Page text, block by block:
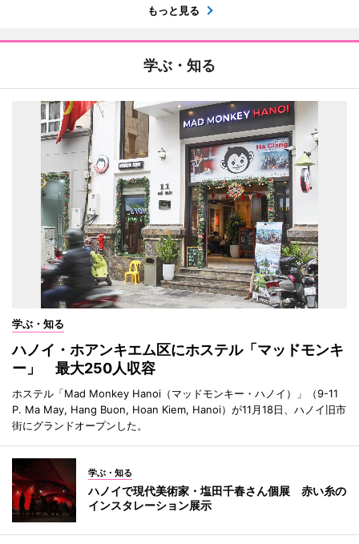
もっと見る
学ぶ・知る
学ぶ・知る
ハノイ・ホアンキエム区にホステル「マッドモンキ
ー」 最大250人収容
ホステル「Mad Monkey Hanoi（マッドモンキー・ハノイ）」（9-11
P. Ma May, Hang Buon, Hoan Kiem, Hanoi）が11月18日、ハノイ旧市
街にグランドオープンした。
学ぶ・知る
ハノイで現代美術家・塩田千春さん個展 赤い糸の
インスタレーション展示